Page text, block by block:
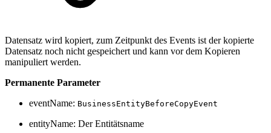
Datensatz wird kopiert, zum Zeitpunkt des Events ist der kopierte
Datensatz noch nicht gespeichert und kann vor dem Kopieren
manipuliert werden.
Permanente Parameter
eventName: BusinessEntityBeforeCopyEvent
entityName: Der Entitätsname